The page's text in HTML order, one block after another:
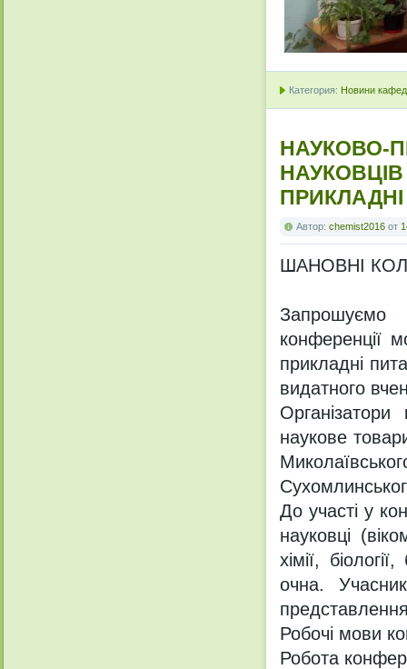
Категория: Новини
НАУКОВО-
ПРИКЛАДНІ
Автор: chemist2016 от
ШАНОВНІ
Запрошуємо
конференції
прикладні
видатного
Організатори
наукове
До участі у
науковці
хімії,
очна.
Робочі мови
Робота